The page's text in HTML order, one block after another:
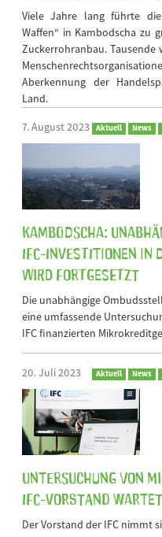
Viele Jahre lang führte die
Waffen“ in Kambodscha zu
Zuckerrohranbau.
Aberkennung der
Land.
7. August 2023
Aktuell News
Kambodscha:
IFC-Investitionen in
wird fortgesetzt
Die unabhängige
eine umfassende
IFC finanzierten
20. Juli 2023 Aktuell News
Untersuchung von
IFC-Vorstand
Der Vorstand der IFC nimmt